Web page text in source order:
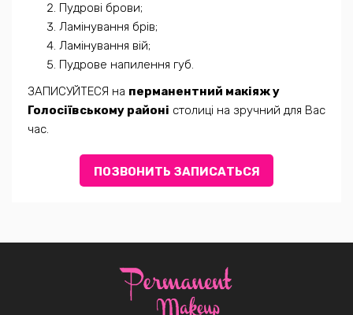
Пудрові брови;
Ламінування брів;
Ламінування вій;
Пудрове напилення губ.
ЗАПИСУЙТЕСЯ на перманентний макіяж у
Голосіївському районі столиці на зручний для Вас
час.
ПОЗВОНИТЬ ЗАПИСАТЬСЯ